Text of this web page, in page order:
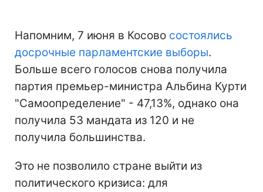
Напомним, 7 июня в Косово состоялись
досрочные парламентские выборы.
Больше всего голосов снова получила
партия премьер-министра Альбина Курти
"Самоопределение" - 47,13%, однако она
получила 53 мандата из 120 и не
получила большинства.
Это не позволило стране выйти из
политического кризиса: для